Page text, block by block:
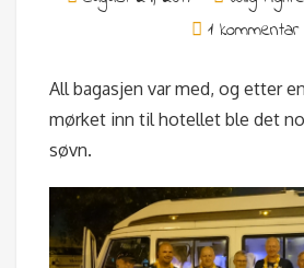
1 kommentar
All bagasjen var med, og etter
mørket inn til hotellet ble det
søvn.